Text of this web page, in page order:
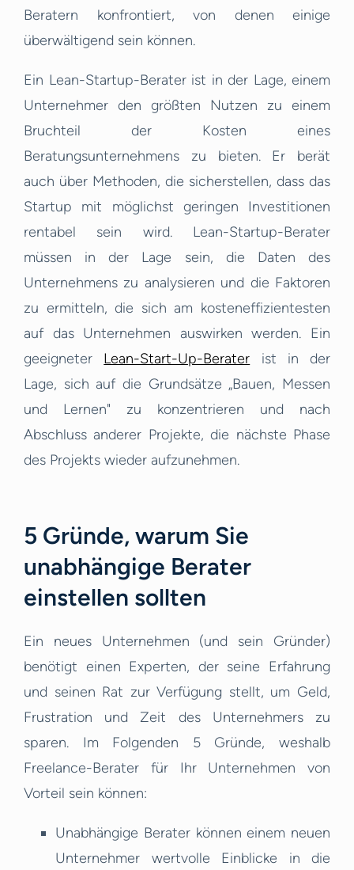
Beratern konfrontiert, von denen einige
überwältigend sein können.
Ein Lean-Startup-Berater ist in der Lage, einem
Unternehmer den größten Nutzen zu einem
Bruchteil der Kosten eines
Beratungsunternehmens zu bieten. Er berät
auch über Methoden, die sicherstellen, dass das
Startup mit möglichst geringen Investitionen
rentabel sein wird. Lean-Startup-Berater
müssen in der Lage sein, die Daten des
Unternehmens zu analysieren und die Faktoren
zu ermitteln, die sich am kosteneffizientesten
auf das Unternehmen auswirken werden. Ein
geeigneter Lean-Start-Up-Berater ist in der
Lage, sich auf die Grundsätze „Bauen, Messen
und Lernen" zu konzentrieren und nach
Abschluss anderer Projekte, die nächste Phase
des Projekts wieder aufzunehmen.
5 Gründe, warum Sie
unabhängige Berater
einstellen sollten
Ein neues Unternehmen (und sein Gründer)
benötigt einen Experten, der seine Erfahrung
und seinen Rat zur Verfügung stellt, um Geld,
Frustration und Zeit des Unternehmers zu
sparen. Im Folgenden 5 Gründe, weshalb
Freelance-Berater für Ihr Unternehmen von
Vorteil sein können:
Unabhängige Berater können einem neuen
Unternehmer wertvolle Einblicke in die